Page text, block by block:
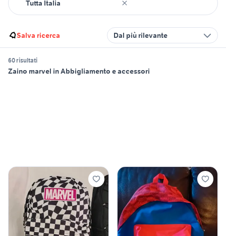
Salva ricerca Dal più rilevante
60 risultati
Zaino marvel in Abbigliamento e accessori